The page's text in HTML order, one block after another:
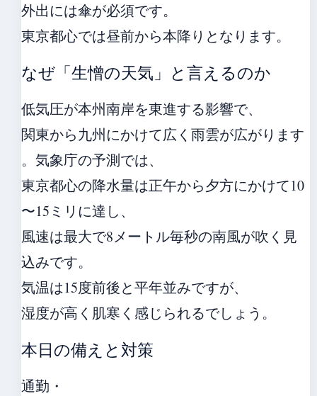
外出には傘が必須です。
東京都心では昼前から本降りとなります。
なぜ「生憎の天気」と言えるのか
低気圧が本州南岸を東進する影響で、
関東から九州にかけて広く雨雲が広がります
。気象庁の予測では、
東京都心の降水量は正午から夕方にかけて10
〜15ミリに達し、
風速は最大で8メートル毎秒の南風が吹く見
込みです。
気温は15度前後と平年並みですが、
湿度が高く肌寒く感じられるでしょう。
本日の備えと対策
通勤・